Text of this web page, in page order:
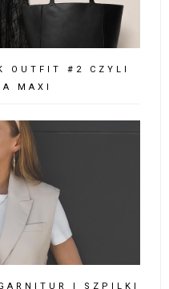
OUTFIT #2 CZYLI
MAXI
I SZPILKI